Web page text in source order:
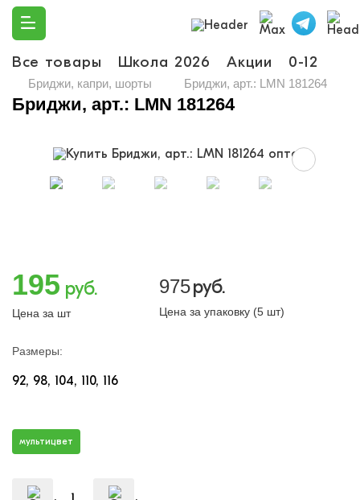
Все товары Школа 2026 Акции 0-12
Бриджи, капри, шорты Бриджи, арт.: LMN 181264
Бриджи, арт.: LMN 181264
195 руб.
Цена за шт
975руб.
Цена за упаковку (5 шт)
Размеры:
92 98 104 110 116
мультицвет